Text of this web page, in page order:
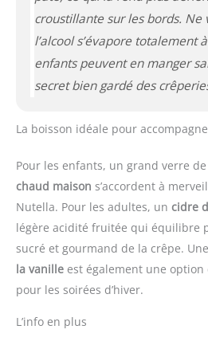
croustillante sur les bords. Ne
l’alcool s’évapore totalement
enfants peuvent en manger
secret bien gardé des
La boisson idéale pour
Pour les enfants, un grand verre de
chaud maison s’accordent à
Nutella. Pour les adultes, un cidre
légère acidité fruitée qui équilibre
sucré et gourmand de la crêpe. Une
la vanille est également une
pour les soirées d’hiver.
L’info en plus